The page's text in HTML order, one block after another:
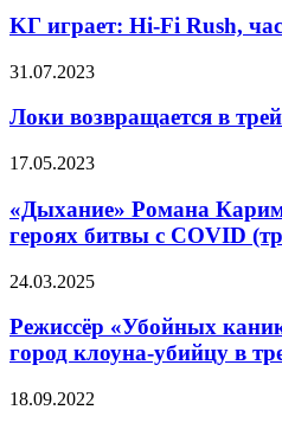
с
Нисоном
Hi-
Fi
Rush,
чacть
3
KГ игpaeт: Hi-Fi Rush,
Локи
в
второго
31.07.2023
Локи возвращается в
«Дыхание»
Каримова
расскажет
о
битвы
COVID
(трейлер)
17.05.2023
«Дыхание» Романа
героях битвы с COVID
Режиссёр
каникул»
на
клоуна-
24.03.2025
Режиссёр «Убойных
город клоуна-убийцу в
«Магическая
18.09.2022